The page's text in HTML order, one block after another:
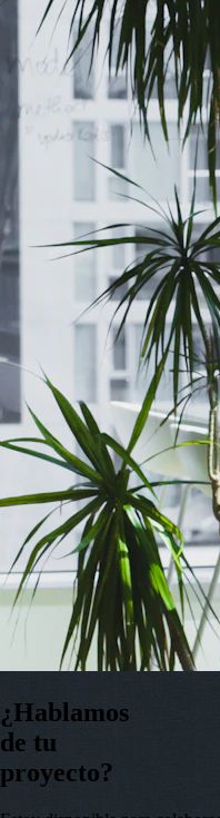
¿Hablamos
de tu
proyecto?